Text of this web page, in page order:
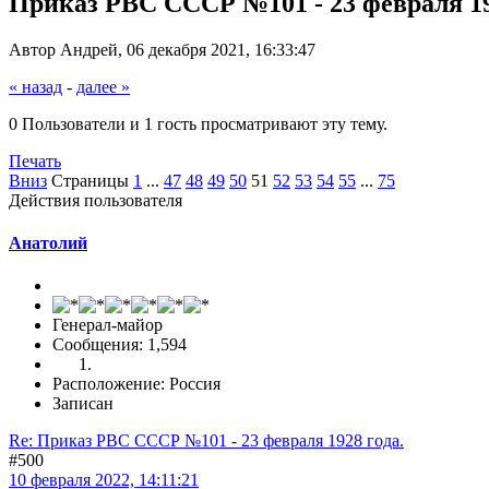
Автор Андрей, 06 декабря 2021, 16:33:47
« назад - далее »
0 Пользователи и 1 гость просматривают эту тему.
Печать
Вниз Страницы 1 ... 47 48 49 50 51 52 53 54 55 ... 75
Действия пользователя
Анатолий
Генерал-майор
Сообщения: 1,594
Расположение: Россия
Записан
Re: Приказ РВС СССР №101 - 23 февраля 1928 года.
#500
10 февраля 2022, 14:11:21